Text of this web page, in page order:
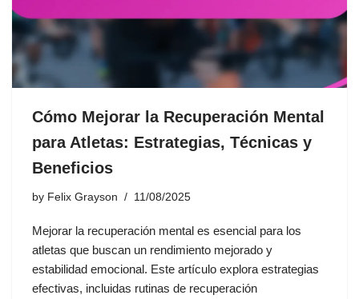
Cómo Mejorar la Recuperación Mental
para Atletas: Estrategias, Técnicas y
Beneficios
by Felix Grayson 11/08/2025
Mejorar la recuperación mental es esencial para los
atletas que buscan un rendimiento mejorado y
estabilidad emocional. Este artículo explora estrategias
efectivas, incluidas rutinas de recuperación